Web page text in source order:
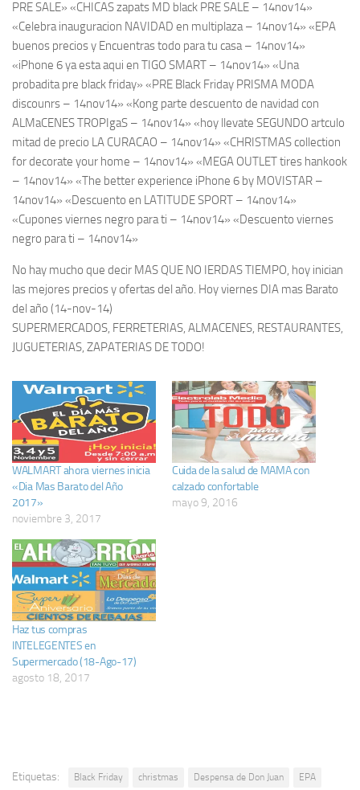
PRE SALE» «CHICAS zapats MD black PRE SALE – 14nov14»
«Celebra inauguracion NAVIDAD en multiplaza – 14nov14» «EPA
buenos precios y Encuentras todo para tu casa – 14nov14»
«iPhone 6 ya esta aqui en TIGO SMART – 14nov14» «Una
probadita pre black friday» «PRE Black Friday PRISMA MODA
discounrs – 14nov14» «Kong parte descuento de navidad con
ALMaCENES TROPIgaS – 14nov14» «hoy llevate SEGUNDO artculo
mitad de precio LA CURACAO – 14nov14» «CHRISTMAS collection
for decorate your home – 14nov14» «MEGA OUTLET tires hankook
– 14nov14» «The better experience iPhone 6 by MOVISTAR –
14nov14» «Descuento en LATITUDE SPORT – 14nov14»
«Cupones viernes negro para ti – 14nov14» «Descuento viernes
negro para ti – 14nov14»
No hay mucho que decir MAS QUE NO IERDAS TIEMPO, hoy inician
las mejores precios y ofertas del año. Hoy viernes DIA mas Barato
del año (14-nov-14)
SUPERMERCADOS, FERRETERIAS, ALMACENES, RESTAURANTES,
JUGUETERIAS, ZAPATERIAS DE TODO!
WALMART ahora viernes inicia
«Dia Mas Barato del Año
2017»
noviembre 3, 2017
Cuida de la salud de MAMA con
calzado confortable
mayo 9, 2016
Haz tus compras
INTELEGENTES en
Supermercado (18-Ago-17)
agosto 18, 2017
Etiquetas: Black Friday christmas Despensa de Don Juan
EPA